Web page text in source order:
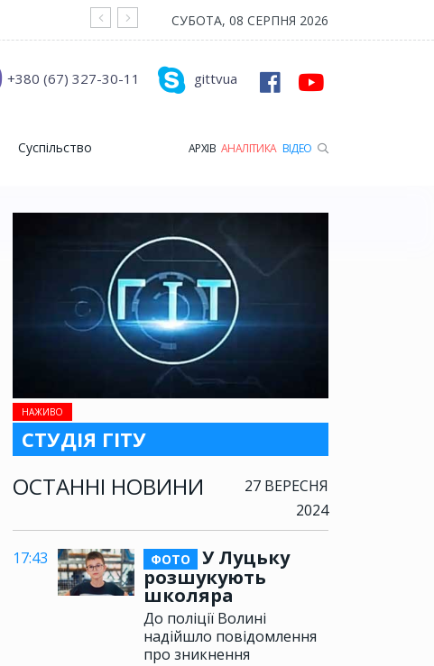
На війні загинув Герой з Рожищенської
СУБОТА, 08 СЕРПНЯ 2026
gittvua
+380 (67) 327-30-11
Суспільство АРХІВ АНАЛІТИКА ВІДЕО
НАЖИВО
СТУДІЯ ГІТУ
ОСТАННІ НОВИНИ
27 ВЕРЕСНЯ
2024
17:43 ФОТО
У Луцьку
розшукують
школяра
До поліції Волині
надійшло повідомлення
про зникнення